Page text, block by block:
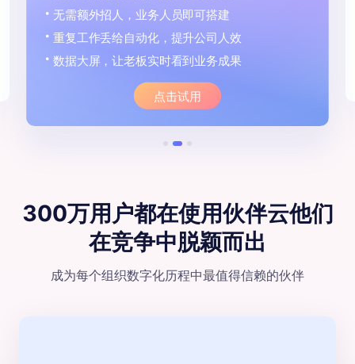
无需额外招人，业务人员即可搭建
重复工作丢给自动化，提升公司人效
数据大屏，让老板实时看到业务成果
点击试用
300万用户都在使用伙伴云他们
在竞争中脱颖⽽出
成为每个组织数字化历程中最值得信赖的伙伴